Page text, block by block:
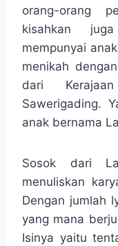
orang-orang
kisahkan
mempunyai
menikah
dari
Sawerigading.
anak bernama
Sosok dari
menuliskan
Dengan jumlah
yang mana
Isinya yaitu